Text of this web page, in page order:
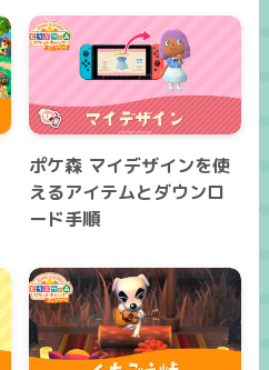
ポケ森 マイデザインを使
えるアイテムとダウンロ
ード手順